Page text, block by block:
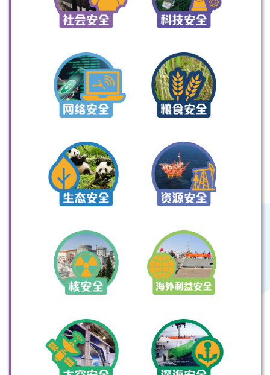
扫一扫关注我们的社交媒体，紧贴最新资讯！
微信 小红书